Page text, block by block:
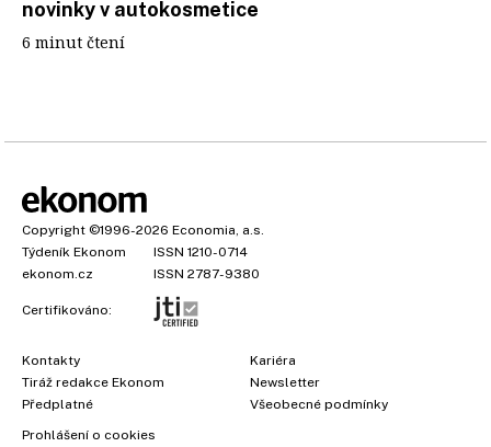
novinky v autokosmetice
6 minut čtení
Copyright ©1996-2026 Economia, a.s.
Týdeník Ekonom
ISSN 1210-0714
ekonom.cz
ISSN 2787-9380
Certifikováno:
Kontakty
Tiráž redakce Ekonom
Předplatné
Kariéra
Newsletter
Všeobecné podmínky
Prohlášení o cookies